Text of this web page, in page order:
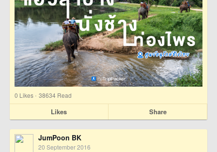
0 Likes · 38634 Read
Likes Share
JumPoon BK
20 September 2016